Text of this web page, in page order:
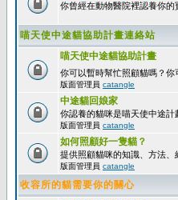
你曾經在動物醫院裡認養你
喵天使中途貓協助計畫連絡站
喵天使中途貓協助計畫
你可以暫時幫忙照顧貓嗎？
版面管理員 catangle
中途貓回娘家
你認養的貓咪是喵天使中途
版面管理員 catangle
如何照顧好一隻貓？
提供照顧貓咪的知識、方法、
版面管理員 catangle
收容所的貓需要你的關心